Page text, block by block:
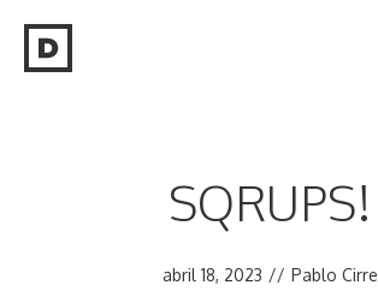
SQRUPS!
abril 18, 2023 // Pablo Cirre